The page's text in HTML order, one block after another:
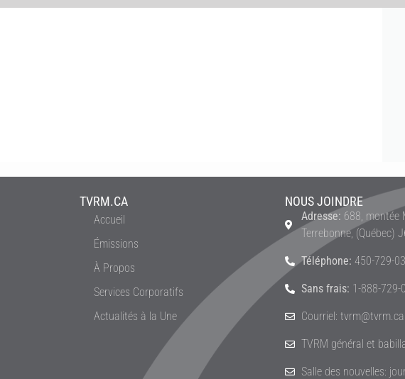
TVRM.CA
Accueil
Émissions
À Propos
Services Corporatifs
Actualités à la Une
NOUS JOINDRE
Adresse: 688, montée
Terrebonne, (Québec)
Téléphone: 450-729-
Sans frais: 1-888-729-
Courriel: tvrm@tvrm.ca
TVRM général et
Salle des nouvelles: